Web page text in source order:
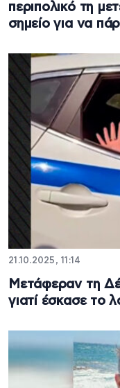
περιπολικό τη
σημείο για να
21.10.2025, 11:14
Μετάφεραν τη
γιατί έσκασε το